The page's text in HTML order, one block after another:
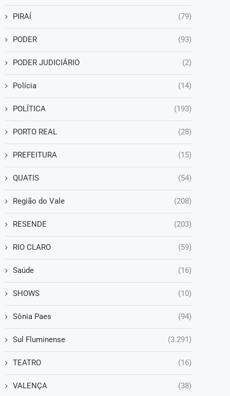
PIRAÍ (79)
PODER (93)
PODER JUDICIÁRIO (2)
Polícia (14)
POLÍTICA (193)
PORTO REAL (28)
PREFEITURA (15)
QUATIS (54)
Região do Vale (208)
RESENDE (203)
RIO CLARO (59)
Saúde (16)
SHOWS (10)
Sônia Paes (94)
Sul Fluminense (3.291)
TEATRO (16)
VALENÇA (38)